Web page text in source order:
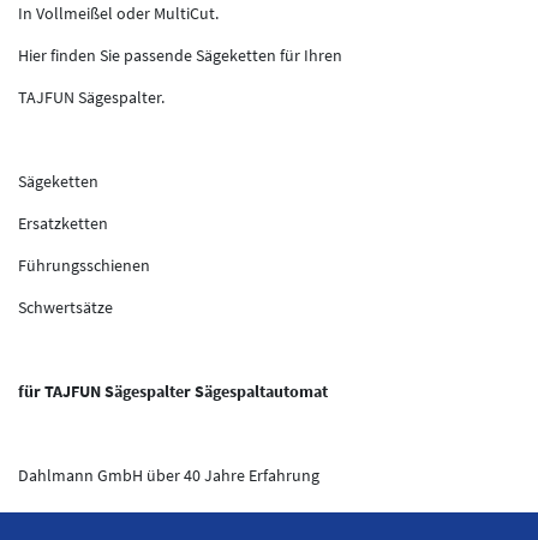
In Vollmeißel oder MultiCut.
Hier finden Sie passende Sägeketten für Ihren
TAJFUN Sägespalter.
Sägeketten
Ersatzketten
Führungsschienen
Schwertsätze
für TAJFUN Sägespalter Sägespaltautomat
Dahlmann GmbH über 40 Jahre Erfahrung